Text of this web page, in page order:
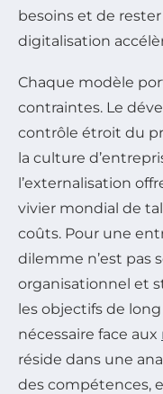
besoins et de
digitalisation
Chaque modèle
contraintes. Le
contrôle étroit du
la culture
l’externalisation
vivier mondial de
coûts. Pour une
dilemme n’est pas
organisationnel et
les objectifs de
nécessaire face aux
réside dans une
des compétences,